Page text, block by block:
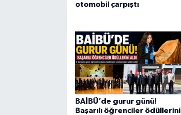
otomobil çarpıştı
BAİBÜ’de gurur günü!
Başarılı öğrenciler ödüllerini